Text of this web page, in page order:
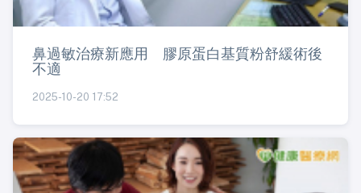
鼻過敏治療新應用 膠原蛋白基質粉舒緩術後
不適
2025-10-20 17:52